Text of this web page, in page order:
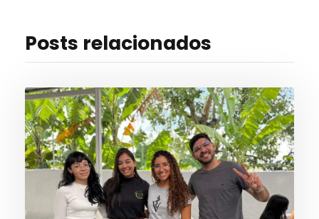
Posts relacionados